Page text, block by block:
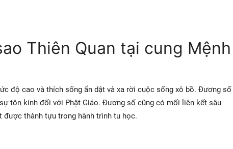
Thiên Quan tại cung Mệnh
độ cao và thích sống ẩn dật và xa rời cuộc sống xô bồ. Đương số
tôn kính đối với Phật Giáo. Đương số cũng có mối liên kết sâu
thành tựu trong hành trình tu học.